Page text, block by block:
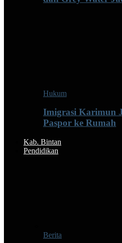
Hukum
Imigrasi Karimun
Paspor ke Rumah
Kab. Bintan
Pendidikan
Berita